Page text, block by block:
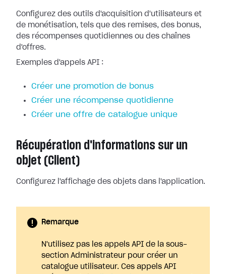
Configurez des outils d'acquisition d'utilisateurs et
de monétisation, tels que des remises, des bonus,
des récompenses quotidiennes ou des chaînes
d'offres.
Exemples d'appels API :
Créer une promotion de bonus
Créer une récompense quotidienne
Créer une offre de catalogue unique
Récupération d'informations sur un
objet (Client)
Configurez l'affichage des objets dans l'application.
Remarque
N'utilisez pas les appels API de la sous-
section Administrateur pour créer un
catalogue utilisateur. Ces appels API